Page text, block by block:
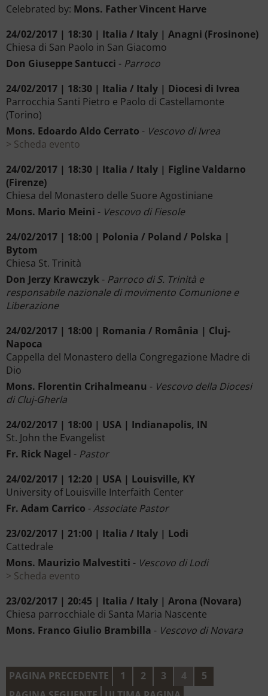
Celebrated by: Mons. Father Vincent Harve
24/02/2017 | 18:30 | Italia / Italy | Anagni (Frosinone)
Chiesa di San Paolo in San Giacomo
Don Giuseppe Santucci - Parroco
24/02/2017 | 18:30 | Italia / Italy | Diocesi di Ivrea
Parrocchia Santi Pietro e Paolo di Castellamonte
(Torino)
Mons. Edoardo Aldo Cerrato - Vescovo di Ivrea
Scheda evento
24/02/2017 | 18:30 | Italia / Italy | Figline Valdarno
(Firenze)
Chiesa del Monastero delle Suore Agostiniane
Mons. Mario Meini - Vescovo di Fiesole
24/02/2017 | 18:00 | Polonia / Poland / Polska |
Bytom
Chiesa St. Trinità
Don Jerzy Krawczyk - Parroco di S. Trinità e
responsabile nazionale di movimento Comunione e
Liberazione
24/02/2017 | 18:00 | Romania / România | Cluj-
Napoca
Cappella del Monastero della Congregazione Madre di
Dio
Mons. Florentin Crihalmeanu - Vescovo della Diocesi
di Cluj-Gherla
24/02/2017 | 18:00 | USA | Indianapolis, IN
St. John the Evangelist
Fr. Rick Nagel - Pastor
24/02/2017 | 12:20 | USA | Louisville, KY
University of Louisville Interfaith Center
Fr. Adam Carrico -Associate Pastor
23/02/2017 | 21:00 | Italia / Italy | Lodi
Cattedrale
Mons. Maurizio Malvestiti - Vescovo di Lodi
Scheda evento
23/02/2017 | 20:45 | Italia / Italy | Arona (Novara)
Chiesa parrocchiale di Santa Maria Nascente
Mons. Franco Giulio Brambilla - Vescovo di Novara
PAGINA PRECEDENTE 1 2 3 4
5